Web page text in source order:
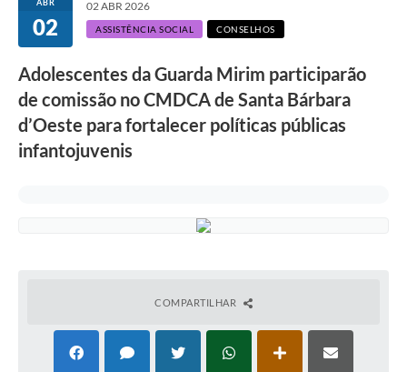
Transparência
Legislação
Covid-19
Certidão Negativa de Empresa
Certidão Negativa de Imóvel
ABR
02
02 ABR 2026
ASSISTÊNCIA SOCIAL CONSELHOS
Adolescentes da Guarda Mirim participarão
de comissão no CMDCA de Santa Bárbara
d’Oeste para fortalecer políticas públicas
infantojuvenis
COMPARTILHAR